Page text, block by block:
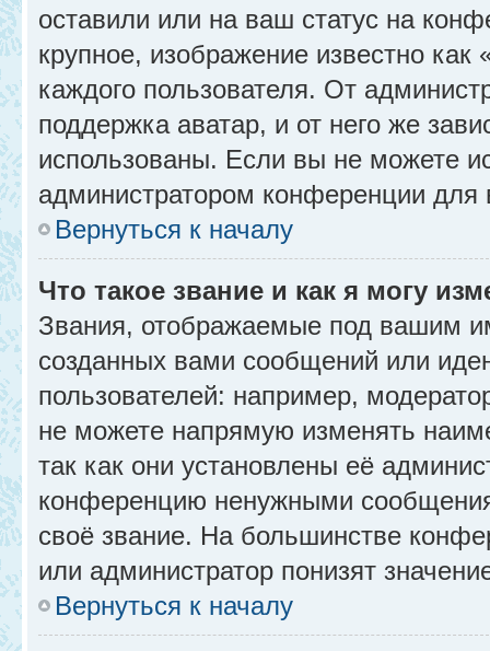
оставили или на ваш статус на
крупное, изображение известно
каждого пользователя. От
поддержка аватар, и от него же
использованы. Если вы не можете
администратором конференции для
Вернуться к началу
Что такое звание и как я могу
Звания, отображаемые под вашим
созданных вами сообщений или
пользователей: например,
не можете напрямую изменять
так как они установлены её
конференцию ненужными
своё звание. На большинстве
или администратор понизят
Вернуться к началу